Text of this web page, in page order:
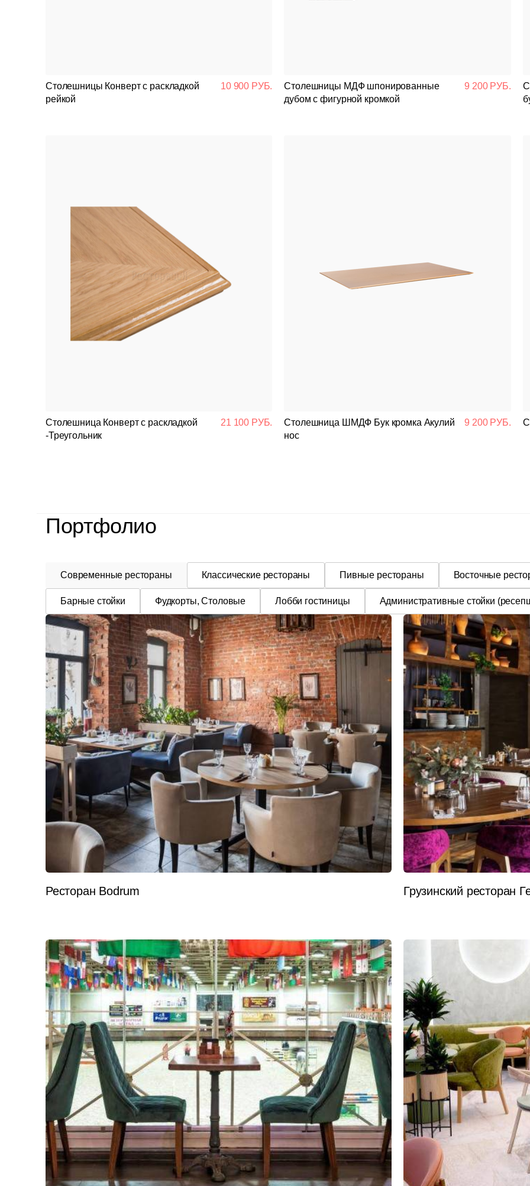
Мебель Loft
Мебель для улицы
Барные стойки
Банкетная мебель
Аксессуары
Акции
Распродажа
Столешницы Конверт с раскладкой
рейкой
10 900 РУБ.
Столешницы МДФ шпонированные
дубом с фигурной кромкой
9 200 РУБ.
Столешница Конверт с раскладкой
-Треугольник
21 100 РУБ.
Столешница ШМДФ Бук кромка Акулий
нос
9 200 РУБ.
Портфолио
Современные рестораны Классические рестораны Пивные рестораны Восточные
Барные стойки Фудкорты, Столовые Лобби гостиницы Административные стойки
Ресторан Bodrum Грузинский ресторан